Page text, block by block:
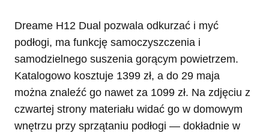
Dreame H12 Dual pozwala odkurzać i myć
podłogi, ma funkcję samoczyszczenia i
samodzielnego suszenia gorącym powietrzem.
Katalogowo kosztuje 1399 zł, a do 29 maja
można znaleźć go nawet za 1099 zł. Na zdjęciu z
czwartej strony materiału widać go w domowym
wnętrzu przy sprzątaniu podłogi — dokładnie w